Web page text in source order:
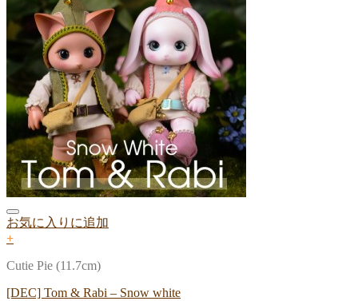
お気に入りに追加
+
Cutie Pie (11.7cm)
[DEC] Tom & Rabi – Snow white